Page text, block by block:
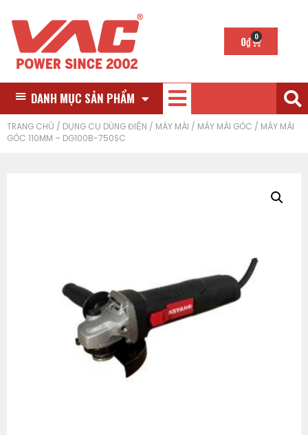
0₫ 0
DANH MỤC SẢN PHẨM
TRANG CHỦ / DỤNG CỤ DÙNG ĐIỆN / MÁY MÀI / MÁY MÀI GÓC / MÁY MÀI
GÓC 110MM – DG100B-750SC